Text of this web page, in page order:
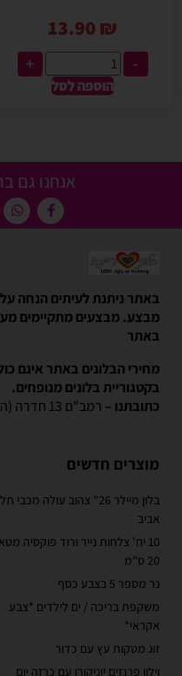
13.90 ₪
-
+
הוספה לסל
אנחנו גם
באתר ניתנת לעיתים הנחה
מבצע. מבצעים מתקיימים
באתר
מחירי הבלונים באתר אינם
בקטגוריית בלונים מנופחים.
כתובתנו – רמב"ם 13 חדרה (הגעה בתיאום)
מוצרים חדשים
בלון מיילר 26" צהוב עולה מכבי תל
אביב
10 יח' צלחות נייר ורוד פוקסיה
20 ס"מ
נר מספר 5 בצבע כסף
משקפת בריכה / ים לילדים *צבע
אקראי*
זוג מטקות עץ עם כדור
וילון פרנזים יוניקורן עם כרזה יום